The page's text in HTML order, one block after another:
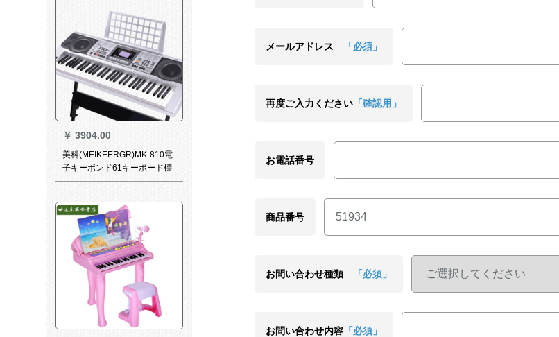
￥ 3904.00
美科(MEIKEERGR)MK-810電
子キーボンド61キーボード標
準キーボード大人児童初学専
ンド公式標準装備+大祝儀バー
ガー+Z型琴架+琴包+琴腰掛け
メールアドレス 「必須」
再度ご入力ください 「確認用」
お電話番号
商品番号
お問い合わせ種類 「必須」
お問い合わせ内容 「必須」